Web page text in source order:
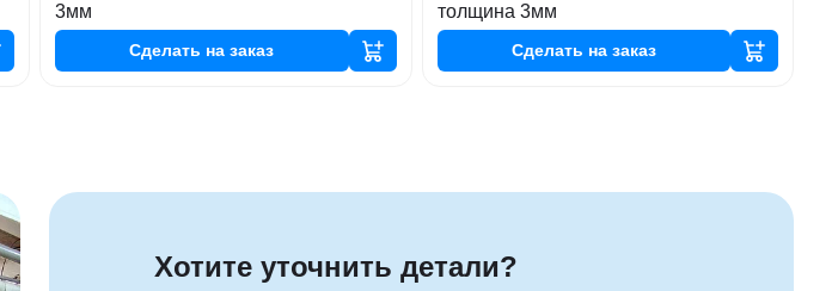
3мм
Сделать на заказ
толщина 3мм
Сделать на заказ
Хотите уточнить детали?